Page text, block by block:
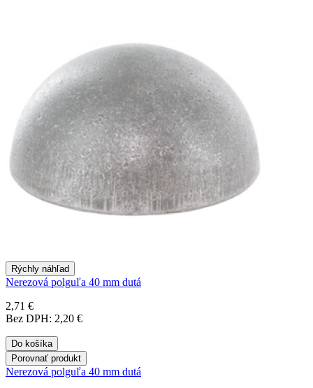
Rýchly náhľad
Nerezová polguľa 40 mm dutá
2,71 €
Bez DPH: 2,20 €
Do košíka
Porovnať produkt
Nerezová polguľa 40 mm dutá